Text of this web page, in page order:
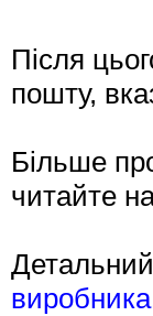
Після
пошту,
Більше
читайте
виробника